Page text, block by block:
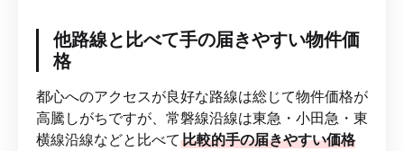
他路線と比べて手の届きやすい物件価
格
都心へのアクセスが良好な路線は総じて物件価格が
高騰しがちですが、常磐線沿線は東急・小田急・東
横線沿線などと比べて 比較的手の届きやすい価格